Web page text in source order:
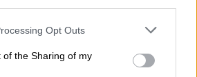
Opt Outs
of the Sharing of my
Luis Bárcenas
PP